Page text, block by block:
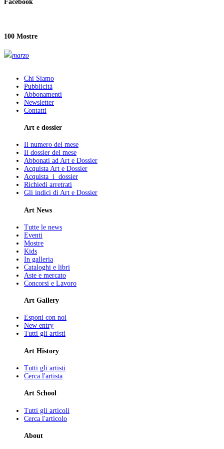
Facebook
100 Mostre
marzo
Chi Siamo
Pubblicità
Abbonamenti
Newsletter
Contatti
Art e dossier
Il numero del mese
Il dossier del mese
Abbonati ad Art e Dossier
Acquista Art e Dossier
Acquista i dossier
Richiedi arretrati
Gli indici di Art e Dossier
Art News
Tutte le news
Eventi
Mostre
Kids
In galleria
Cataloghi e libri
Aste e mercato
Concorsi e Lavoro
Art Gallery
Esponi con noi
New entry
Tutti gli artisti
Art History
Tutti gli artisti
Cerca l'artista
Art School
Tutti gli articoli
Cerca l'articolo
About